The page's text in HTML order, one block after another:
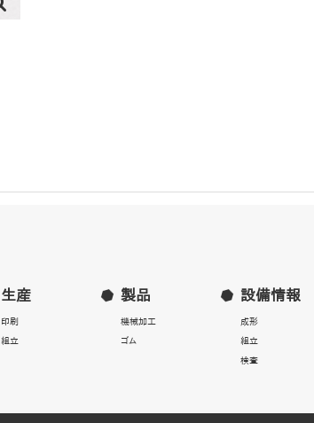
生産
印刷
組立
製品
機械加工
ゴム
設備情報
成形
組立
検査